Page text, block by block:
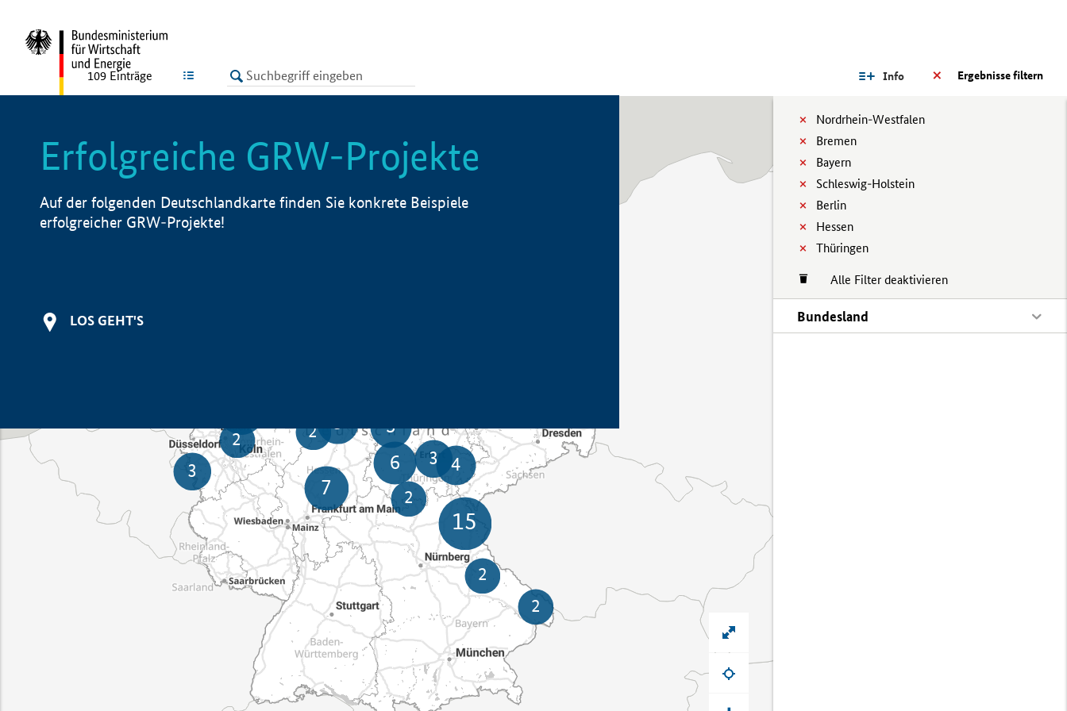
LISTE Ergebnisse filtern
Info
Nordrhein-Westfalen
Bremen
Bayern
Schleswig-Holstein
Berlin
Hessen
Thüringen
Alle Filter deaktivieren
Bundesland
109 Einträge
Erfolgreiche GRW-Projekte
Auf der folgenden Deutschlandkarte finden Sie konkrete Beispiele
erfolgreicher GRW-Projekte!
LOS GEHT'S